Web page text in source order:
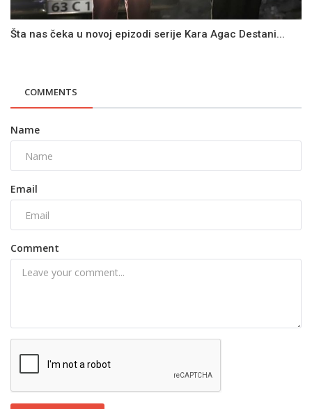
Šta nas čeka u novoj epizodi serije Kara Agac Destani...
COMMENTS
Name
Email
Comment